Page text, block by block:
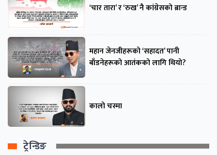
‘चार तारा’ र ‘रुख’ नै कांग्रेसको ब्रान्ड
महान जेनजीहरूको ‘सहादत’ पानी
बाँडनेहरूको आतंकको लागि थियो?
कालो चस्मा
ट्रेन्डिङ